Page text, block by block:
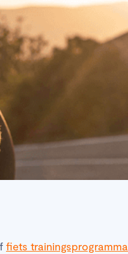
fiets trainingsprogramma